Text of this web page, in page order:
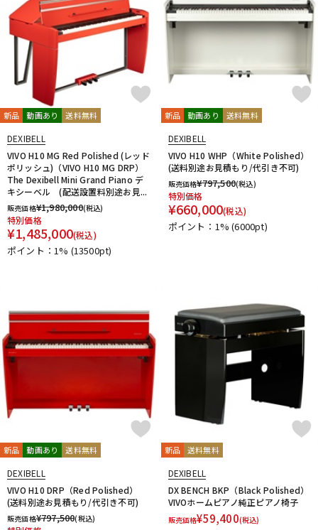
新品 動画あり 送料無料
DEXIBELL
VIVO H10 MG Red Polished (レッド
ポリッシュ)（VIVO H10 MG DRP）
The Dexibell Mini Grand Piano デ
キシーベル (配送設置料別途お見...
販売価格¥1,980,000(税込)
特別価格
¥1,485,000(税込)
ポイント：1% (13500pt)
新品 動画あり 送料無料
DEXIBELL
VIVO H10 WHP（White Polished）
(送料別途お見積もり/代引き不可)
販売価格¥797,500(税込)
特別価格
¥660,000(税込)
ポイント：1%(6000pt)
新品 動画あり 送料無料
DEXIBELL
VIVO H10 DRP（Red Polished）
(送料別途お見積もり/代引き不可)
販売価格¥797,500(税込)
新品 送料無料
DEXIBELL
DX BENCH BKP（Black Polished）
VIVOホームピアノ純正ピアノ椅子
販売価格¥59,400(税込)